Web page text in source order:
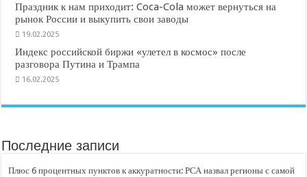
Праздник к нам приходит: Coca-Cola может вернуться на
рынок России и выкупить свои заводы
19.02.2025
Индекс российской биржи «улетел в космос» после
разговора Путина и Трампа
16.02.2025
Последние записи
Плюс 6 процентных пунктов к аккуратности: РСА назвал регионы с самой